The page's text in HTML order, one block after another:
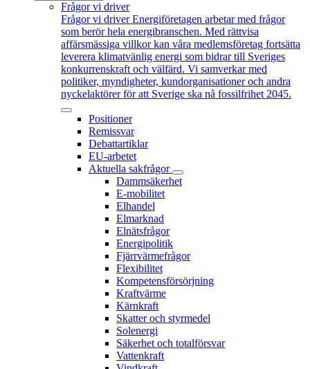
Frågor vi driver
Frågor vi driver Energiföretagen arbetar med frågor
som berör hela energibranschen. Med rättvisa
affärsmässiga villkor kan våra medlemsföretag fortsätta
leverera klimatvänlig energi som bidrar till Sveriges
konkurrenskraft och välfärd. Vi samverkar med
politiker, myndigheter, kundorganisationer och andra
nyckelaktörer för att Sverige ska nå fossilfrihet 2045.
Positioner
Remissvar
Debattartiklar
EU-arbetet
Aktuella sakfrågor
Dammsäkerhet
E-mobilitet
Elhandel
Elmarknad
Elnätsfrågor
Energipolitik
Fjärrvärmefrågor
Flexibilitet
Kompetensförsörjning
Kraftvärme
Kärnkraft
Skatter och styrmedel
Solenergi
Säkerhet och totalförsvar
Vattenkraft